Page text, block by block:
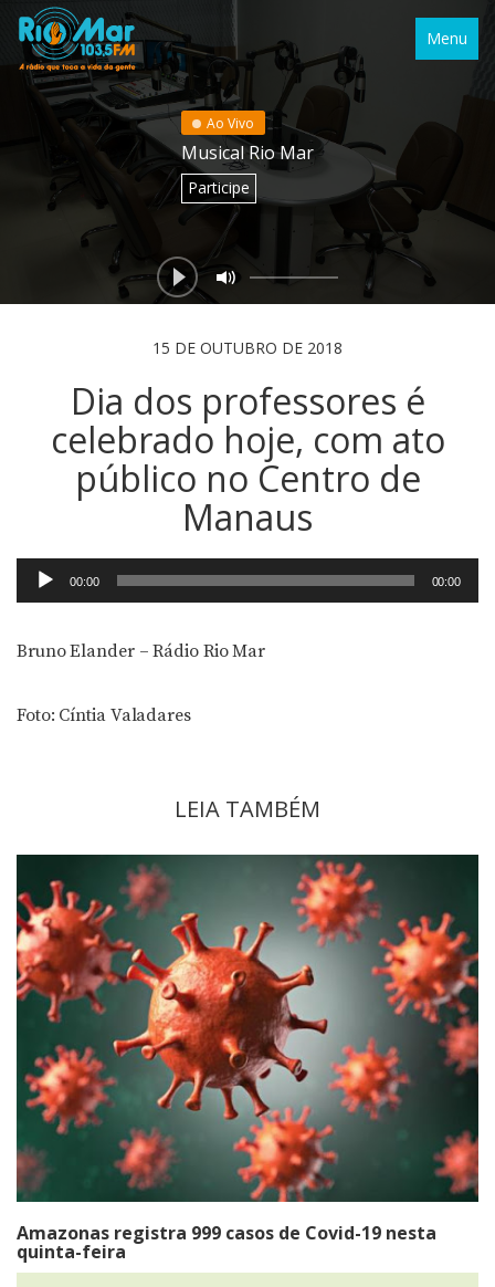
Menu
Ao Vivo
Musical Rio Mar
Participe
15 DE OUTUBRO DE 2018
Dia dos professores é
celebrado hoje, com ato
público no Centro de
Manaus
Tocador
de
00:00 00:00
Bruno Elander – Rádio Rio Mar
Foto: Cíntia Valadares
LEIA TAMBÉM
Amazonas registra 999 casos de Covid-19 nesta
quinta-feira